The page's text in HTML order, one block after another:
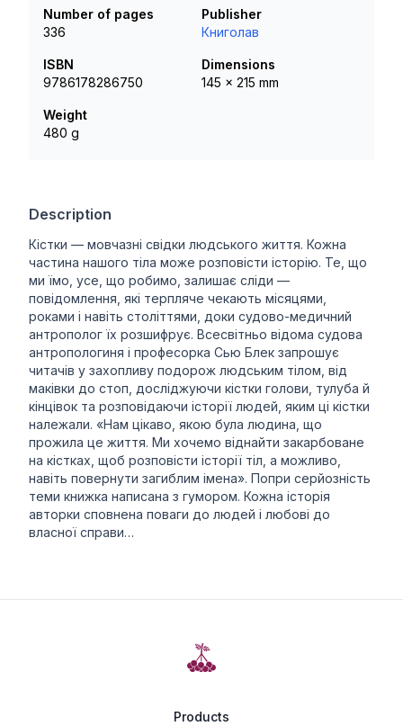
Number of pages
336
Publisher
Книголав
ISBN
9786178286750
Dimensions
145 x 215 mm
Weight
480 g
Description
Кістки — мовчазні свідки людського життя. Кожна
частина нашого тіла може розповісти історію. Те, що
ми їмо, усе, що робимо, залишає сліди —
повідомлення, які терпляче чекають місяцями,
роками і навіть століттями, доки судово-медичний
антрополог їх розшифрує. Всесвітньо відома судова
антропологиня і професорка Сью Блек запрошує
читачів у захопливу подорож людським тілом, від
маківки до стоп, досліджуючи кістки голови, тулуба й
кінцівок та розповідаючи історії людей, яким ці кістки
належали. «Нам цікаво, якою була людина, що
прожила це життя. Ми хочемо віднайти закарбоване
на кістках, щоб розповісти історії тіл, а можливо,
навіть повернути загиблим імена». Попри серйозність
теми книжка написана з гумором. Кожна історія
авторки сповнена поваги до людей і любові до
власної справи…
Products